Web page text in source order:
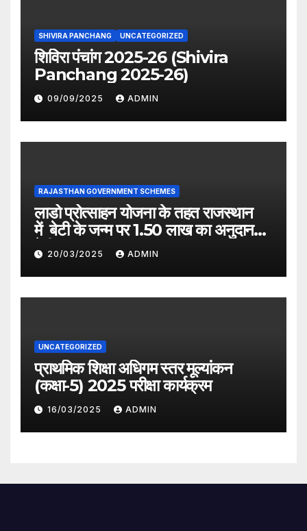
SHIVIRA PANCHANG UNCATEGORIZED
शिविरा पंचांग 2025-26 (Shivira
Panchang 2025-26)
09/09/2025 ADMIN
RAJASTHAN GOVERNMENT SCHEMES
लाडो प्रोत्साहन योजना के तहत राजस्थान
में बेटी के जन्म पर 1.50 लाख का अनुदान
देगी सरकार
20/03/2025 ADMIN
UNCATEGORIZED
प्राथमिक शिक्षा अधिगम स्तर मूल्यांकन
(कक्षा-5) 2025 परीक्षा कार्यक्रम
16/03/2025 ADMIN